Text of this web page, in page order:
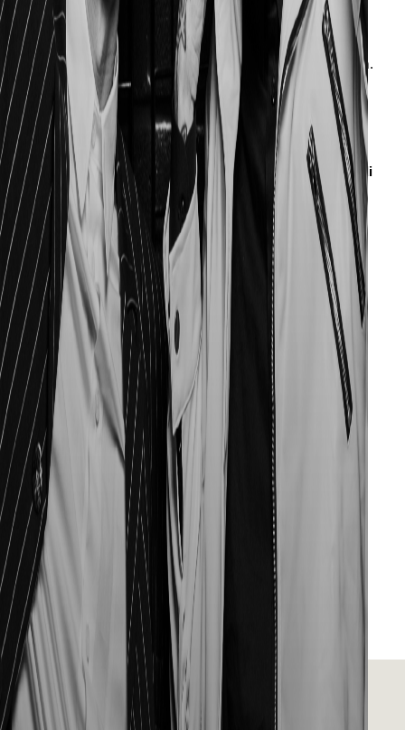
contraddistingue, però ti prende bene. Ci dispiace che non
l’abbiamo fatta uscire come singolo. Ce lo siamo detti eh,
ma per un motivo o per l’altro, è ancora vagante nell’album.
Mi fa piacere che nonostante ciò la gente la riconosca e la
impari a memoria.
Qual è secondo voi il momento perfetto per l’ascolto di
Qualunque Cosa Sia?
Quando sei in bici, o comunque mentre sei in movimento.
E’ un disco che immaginiamo in transito. Non per forza
fisico, ma anche mentale.
MORE ARTICLES